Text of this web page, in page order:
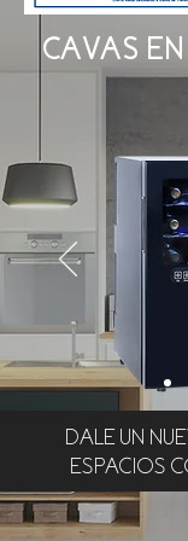
CAVAS
DALE UN
ESPACIOS